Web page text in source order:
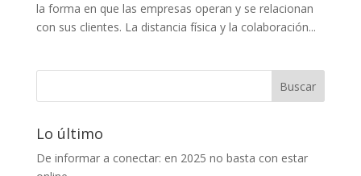
la forma en que las empresas operan y se relacionan
con sus clientes. La distancia física y la colaboración...
Lo último
De informar a conectar: en 2025 no basta con estar